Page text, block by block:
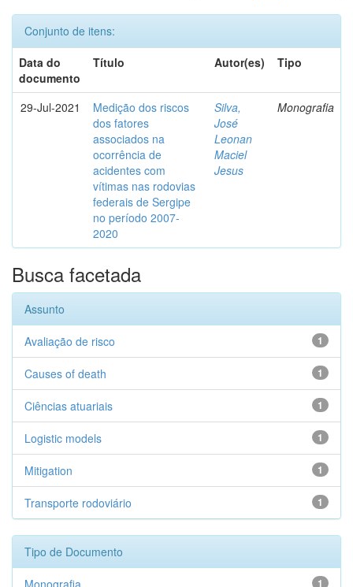
Conjunto de itens:
Data do
documento
Título Autor(es) Tipo
29-Jul-2021
Medição dos riscos
dos fatores
associados na
ocorrência de
acidentes com
vítimas nas rodovias
federais de Sergipe
no período 2007-
2020
Silva,
José
Leonan
Maciel
Jesus
Monografia
Busca facetada
Assunto
1
Avaliação de risco
1
Causes of death
1
Ciências atuariais
1
Logistic models
1
Mitigation
1
Transporte rodoviário
Tipo de Documento
1
Monografia